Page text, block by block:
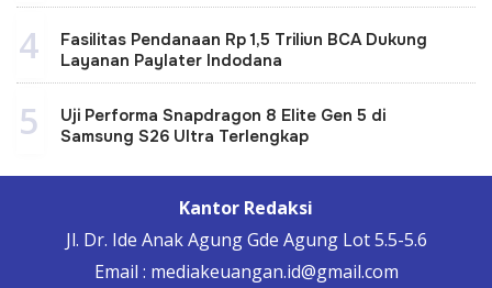
4
Fasilitas Pendanaan Rp 1,5 Triliun BCA Dukung
Layanan Paylater Indodana
5
Uji Performa Snapdragon 8 Elite Gen 5 di
Samsung S26 Ultra Terlengkap
Kantor Redaksi
Jl. Dr. Ide Anak Agung Gde Agung Lot 5.5-5.6
Email : mediakeuangan.id@gmail.com